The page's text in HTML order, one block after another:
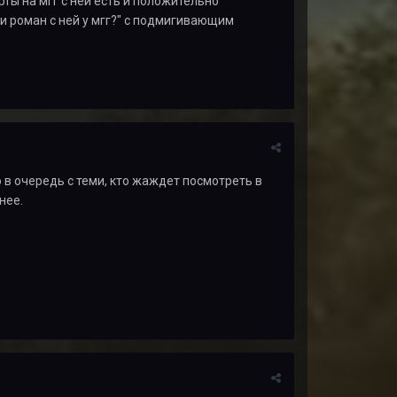
роман с ней у мгг?" с подмигивающим
очередь с теми, кто жаждет посмотреть в